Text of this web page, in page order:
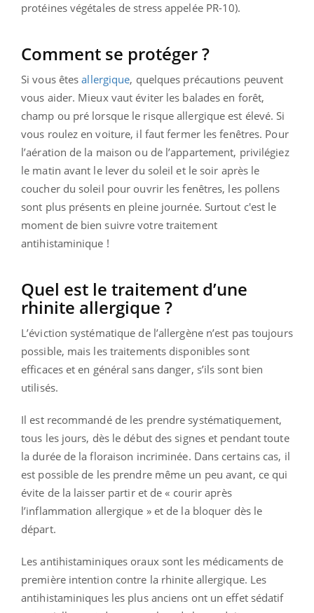
protéines végétales de stress appelée PR-10).
Comment se protéger ?
Si vous êtesallergique, quelques précautions peuvent
vous aider. Mieux vaut éviter les balades en forêt,
champ ou pré lorsque le risque allergique est élevé. Si
vous roulez en voiture, il faut fermer les fenêtres. Pour
l’aération de la maison ou de l’appartement, privilégiez
le matin avant le lever du soleil et le soir après le
coucher du soleil pour ouvrir les fenêtres, les pollens
sont plus présents en pleine journée. Surtout c'est le
moment de bien suivre votre traitement
antihistaminique !
Quel est le traitement d’une
rhinite allergique ?
L’éviction systématique de l’allergène n’est pas toujours
possible, mais les traitements disponibles sont
efficaces et en général sans danger, s’ils sont bien
utilisés.
Il est recommandé de les prendre systématiquement,
tous les jours, dès le début des signes et pendant toute
la durée de la floraison incriminée. Dans certains cas, il
est possible de les prendre même un peu avant, ce qui
évite de la laisser partir et de « courir après
l’inflammation allergique » et de la bloquer dès le
départ.
Les antihistaminiques oraux sont les médicaments de
première intention contre la rhinite allergique. Les
antihistaminiques les plus anciens ont un effet sédatif